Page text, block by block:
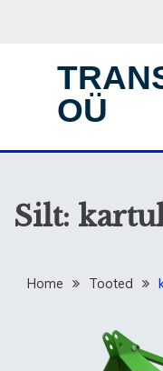
OÜ
Silt:
Home Tooted